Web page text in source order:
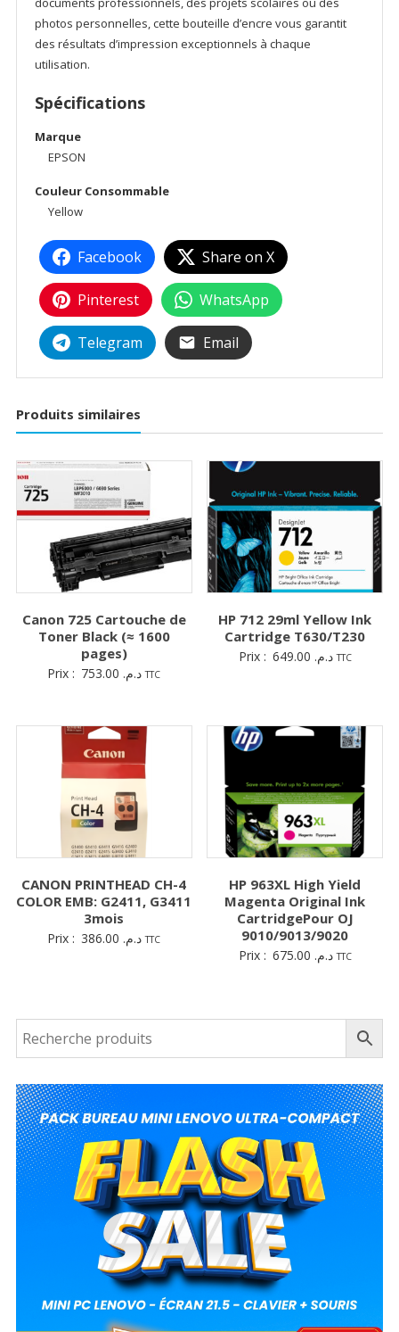
photos personnelles, cette bouteille d’encre vous garantit
des résultats d’impression exceptionnels à chaque
utilisation.
Spécifications
Marque
EPSON
Couleur Consommable
Yellow
Facebook Share on X
Pinterest WhatsApp
Telegram Email
Produits similaires
Canon 725 Cartouche de
Toner Black (≈ 1600
pages)
Prix : د.م. TTC
HP 712 29ml Yellow Ink
Cartridge T630/T230
Prix : د.م. TTC
CANON PRINTHEAD CH-4
COLOR EMB: G2411, G3411
3mois
Prix : د.م. TTC
HP 963XL High Yield
Magenta Original Ink
CartridgePour OJ
9010/9013/9020
Prix : د.م. TTC